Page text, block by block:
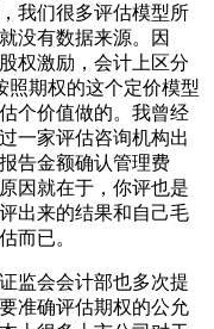
我们很多评估模型所
没有数据来源。因
权激励，会计上区分
照期权的这个定价模型
个价值做的。我曾经
一家评估咨询机构出
告金额确认管理费
因就在于，你评也是
出来的结果和自己毛
而已。
会会计部也多次提
准确评估期权的公允